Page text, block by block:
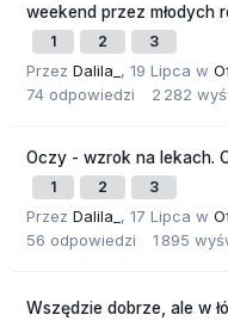
weekend przez młodych
1 2 3
Przez Dalila_ , 19 Lipca w
74 odpowiedzi 2 282
Oczy - wzrok na lekach.
1 2 3
Przez Dalila_ , 17 Lipca w
56 odpowiedzi 1 895
Wszędzie dobrze, ale w